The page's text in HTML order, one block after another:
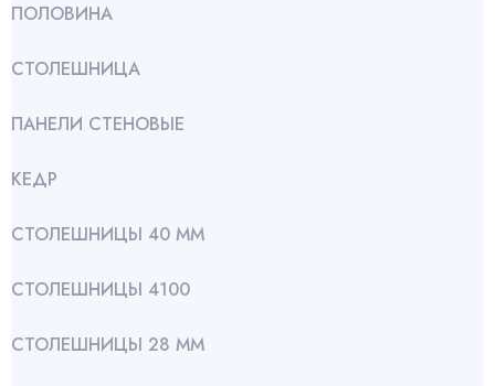
ПОЛОВИНА
СТОЛЕШНИЦА
ПАНЕЛИ СТЕНОВЫЕ
КЕДР
СТОЛЕШНИЦЫ 40 ММ
СТОЛЕШНИЦЫ 4100
СТОЛЕШНИЦЫ 28 ММ